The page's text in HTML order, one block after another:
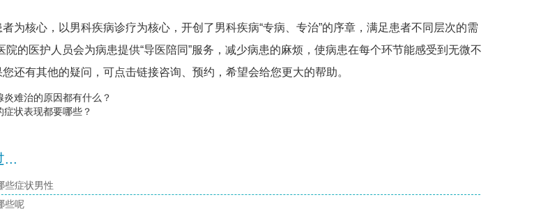
核心，以男科疾病诊疗为核心，开创了男科疾病“专病、专治”的序章，满足患者不同层次的需
院的医护人员会为病患提供“导医陪同”服务，减少病患的麻烦，使病患在每个环节能感受到无微不
还有其他的疑问，可点击链接咨询、预约，希望会给您更大的帮助。
炎难治的原因都有什么？
症状表现都要哪些？
...
些症状男性
些呢